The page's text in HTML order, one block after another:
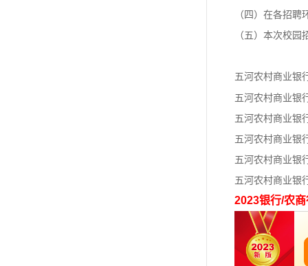
（四）在各招
（五）本次校
五河农村商业银
五河农村商业银
五河农村商业银
五河农村商业银
五河农村商业银
五河农村商业银
2023银行/农